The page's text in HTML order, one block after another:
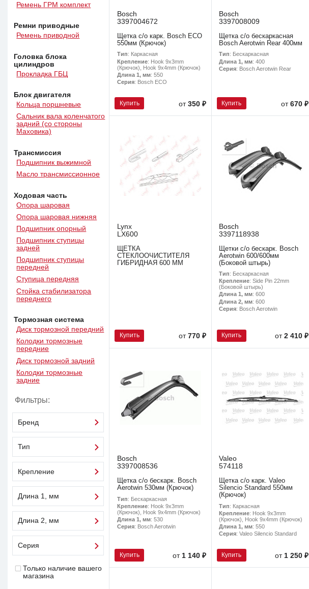
Ремень ГРМ комплект
Ремни приводные
Ремень приводной
Головка блока
цилиндров
Прокладка ГБЦ
Блок двигателя
Кольца поршневые
Сальник вала коленчатого
задний (со стороны
Маховика)
Трансмиссия
Подшипник выжимной
Масло трансмиссионное
Ходовая часть
Опора шаровая
Опора шаровая нижняя
Подшипник опорный
Подшипник ступицы
задней
Подшипник ступицы
передней
Ступица передняя
Стойка стабилизатора
переднего
Тормозная система
Диск тормозной передний
Колодки тормозные
передние
Диск тормозной задний
Колодки тормозные
задние
Фильтры:
Бренд
Тип
Крепление
Длина 1, мм
Длина 2, мм
Серия
Только наличие вашего
магазина
Bosch
3397004672
Щетка с/о карк. Bosch ECO
550мм (Крючок)
Тип: Каркасная
Крепление: Hook 9x3mm
(Крючок), Hook 9x4mm (Крючок)
Длина 1, мм: 550
Серия: Bosch ECO
Купить от350 ₽
Bosch
3397008009
Щетка с/о бескаркасная
Bosch Aerotwin Rear 400мм
Тип: Бескаркасная
Длина 1, мм: 400
Серия: Bosch Aerotwin Rear
Купить от 670 ₽
Lynx
LX600
ЩЕТКА
СТЕКЛООЧИСТИТЕЛЯ
ГИБРИДНАЯ 600 ММ
Купить от770 ₽
Bosch
3397118938
Щетки с/о бескарк. Bosch
Aerotwin 600/600мм
(Боковой штырь)
Тип: Бескаркасная
Крепление: Side Pin 22mm
(Боковой штырь)
Длина 1, мм: 600
Длина 2, мм: 600
Серия: Bosch Aerotwin
Купить от 2 410 ₽
Bosch
3397008536
Щетка с/о бескарк. Bosch
Aerotwin 530мм (Крючок)
Тип: Бескаркасная
Крепление: Hook 9x3mm
(Крючок), Hook 9x4mm (Крючок)
Длина 1, мм: 530
Серия: Bosch Aerotwin
Купить от 1 140 ₽
Valeo
574118
Щетка с/о карк. Valeo
Silencio Standard 550мм
(Крючок)
Тип: Каркасная
Крепление: Hook 9x3mm
(Крючок), Hook 9x4mm (Крючок)
Длина 1, мм: 550
Серия: Valeo Silencio Standard
Купить от 1 250 ₽